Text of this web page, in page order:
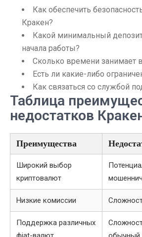
Как обеспечить
Кракен?
Какой минимальный
начала работы?
Сколько времени занимает
Есть ли какие-либо
Как связаться со службой
Таблица
недостатков
Преимущества
Широкий выбор
криптовалют
Низкие комиссии
Поддержка различных